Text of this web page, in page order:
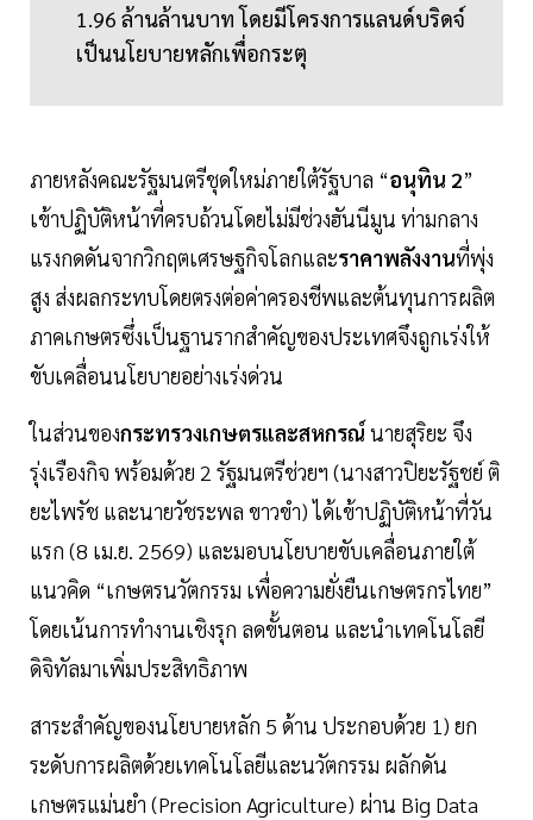
1.96 ล้านล้านบาท โดยมีโครงการแลนด์บริดจ์
เป็นนโยบายหลักเพื่อกระตุ
ภายหลังคณะรัฐมนตรีชุดใหม่ภายใต้รัฐบาล “อนุทิน 2”
เข้าปฏิบัติหน้าที่ครบถ้วนโดยไม่มีช่วงฮันนีมูน ท่ามกลาง
แรงกดดันจากวิกฤตเศรษฐกิจโลกและราคาพลังงานที่พุ่ง
สูง ส่งผลกระทบโดยตรงต่อค่าครองชีพและต้นทุนการผลิต
ภาคเกษตรซึ่งเป็นฐานรากสำคัญของประเทศจึงถูกเร่งให้
ขับเคลื่อนนโยบายอย่างเร่งด่วน
ในส่วนของกระทรวงเกษตรและสหกรณ์ นายสุริยะ จึง
รุ่งเรืองกิจ พร้อมด้วย 2 รัฐมนตรีช่วยฯ (นางสาวปิยะรัฐชย์ ติ
ยะไพรัช และนายวัชระพล ขาวขำ) ได้เข้าปฏิบัติหน้าที่วัน
แรก (8 เม.ย. 2569) และมอบนโยบายขับเคลื่อนภายใต้
แนวคิด “เกษตรนวัตกรรม เพื่อความยั่งยืนเกษตรกรไทย”
โดยเน้นการทำงานเชิงรุก ลดขั้นตอน และนำเทคโนโลยี
ดิจิทัลมาเพิ่มประสิทธิภาพ
สาระสำคัญของนโยบายหลัก 5 ด้าน ประกอบด้วย 1) ยก
ระดับการผลิตด้วยเทคโนโลยีและนวัตกรรม ผลักดัน
เกษตรแม่นยำ (Precision Agriculture) ผ่าน Big Data